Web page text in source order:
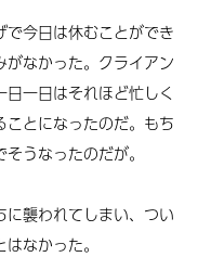
今日は休むことができ
なかった。クライアン
一日はそれほど忙しく
とになったのだ。もち
うなったのだが。
襲われてしまい、つい
なかった。